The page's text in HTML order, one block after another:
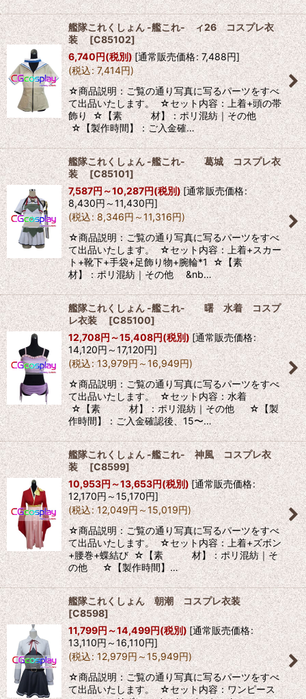
艦隊これくしょん -艦これ- ィ26 コスプレ衣
装[C85102]
6,740円(税別)[通常販売価格: 7,488円]
(税込: 7,414円)
☆商品説明：ご覧の通り写真に写るパーツをすべ
て出品いたします。 ☆セット内容：上着+頭の帯
飾り ☆【素 材】：ポリ混紡｜その他
☆【製作時間】：ご入金確…
艦隊これくしょん -艦これ- 葛城 コスプレ衣
装[C85101]
7,587円～10,287円(税別)[通常販売価格:
8,430円～11,430円]
(税込: 8,346円～11,316円)
☆商品説明：ご覧の通り写真に写るパーツをすべ
て出品いたします。 ☆セット内容：上着+スカー
ト+靴下+手袋+足飾り物+腕輪*1 ☆【素
材】：ポリ混紡｜その他 &nb…
艦隊これくしょん -艦これ- 曙 水着 コスプ
レ衣装 [C85100]
12,708円～15,408円(税別)[通常販売価格:
14,120円～17,120円]
(税込: 13,979円～16,949円)
☆商品説明：ご覧の通り写真に写るパーツをすべ
て出品いたします。 ☆セット内容：水着
☆【素 材】：ポリ混紡｜その他 ☆【製
作時間】：ご入金確認後、15〜…
艦隊これくしょん -艦これ- 神風 コスプレ衣
装[C8599]
10,953円～13,653円(税別)[通常販売価格:
12,170円～15,170円]
(税込: 12,049円～15,019円)
☆商品説明：ご覧の通り写真に写るパーツをすべ
て出品いたします。 ☆セット内容：上着+ズボン
+腰巻+蝶結び ☆【素 材】：ポリ混紡｜そ
の他 ☆【製作時間】…
艦隊これくしょん 朝潮 コスプレ衣装
[C8598]
11,799円～14,499円(税別) [通常販売価格:
13,110円～16,110円]
(税込: 12,979円～15,949円)
☆商品説明：ご覧の通り写真に写るパーツをすべ
て出品いたします。 ☆セット内容：ワンピース